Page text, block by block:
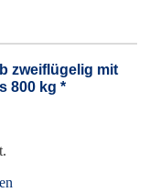
zweiflügelig mit
800 kg *